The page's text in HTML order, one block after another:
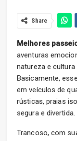
Share
Melhores
aventuras
natureza e
Basicamente,
em veículos de
rústicas, praias
segura e divertida.
Trancoso, com